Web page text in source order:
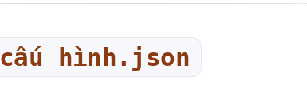
cấu hình.json